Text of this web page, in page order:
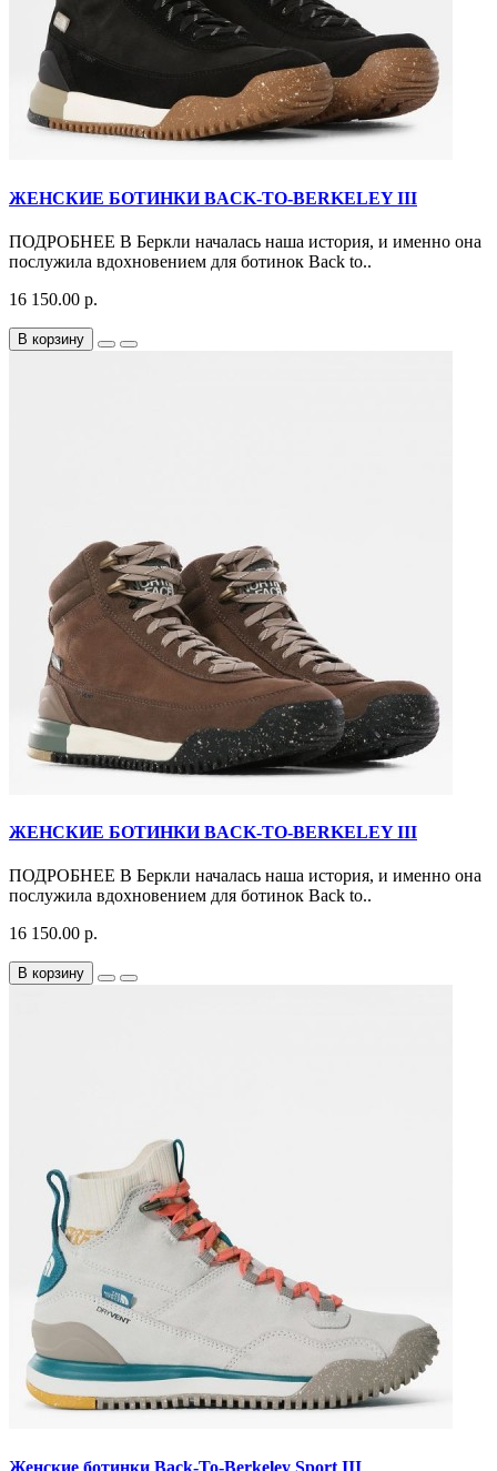
ЖЕНСКИЕ БОТИНКИ BACK-TO-BERKELEY III
ПОДРОБНЕЕ В Беркли началась наша история, и именно она
послужила вдохновением для ботинок Back to..
16 150.00 р.
В корзину
ЖЕНСКИЕ БОТИНКИ BACK-TO-BERKELEY III
ПОДРОБНЕЕ В Беркли началась наша история, и именно она
послужила вдохновением для ботинок Back to..
16 150.00 р.
В корзину
Женские ботинки Back-To-Berkeley Sport III